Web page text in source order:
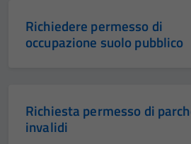
Richiedere permesso di
occupazione suolo pubblico
Richiesta permesso di
invalidi